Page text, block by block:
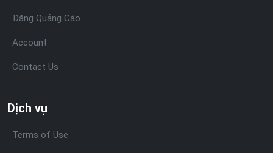
Đăng Quảng Cáo
Account
Contact Us
Dịch vụ
Terms of Use